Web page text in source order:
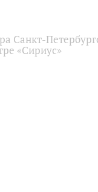
Санкт-
«Сириус»